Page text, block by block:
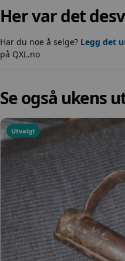
Her var det
Har du noe å selge? Legg det
på QXL.no
Se også ukens
Utvalgt